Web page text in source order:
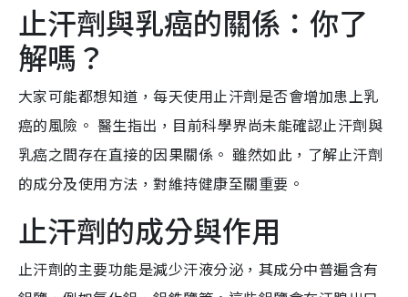
止汗劑與乳癌的關係：你了
解嗎？
大家可能都想知道，每天使用止汗劑是否會增加患上乳
癌的風險。 醫生指出，目前科學界尚未能確認止汗劑與
乳癌之間存在直接的因果關係。 雖然如此，了解止汗劑
的成分及使用方法，對維持健康至關重要。
止汗劑的成分與作用
止汗劑的主要功能是減少汗液分泌，其成分中普遍含有